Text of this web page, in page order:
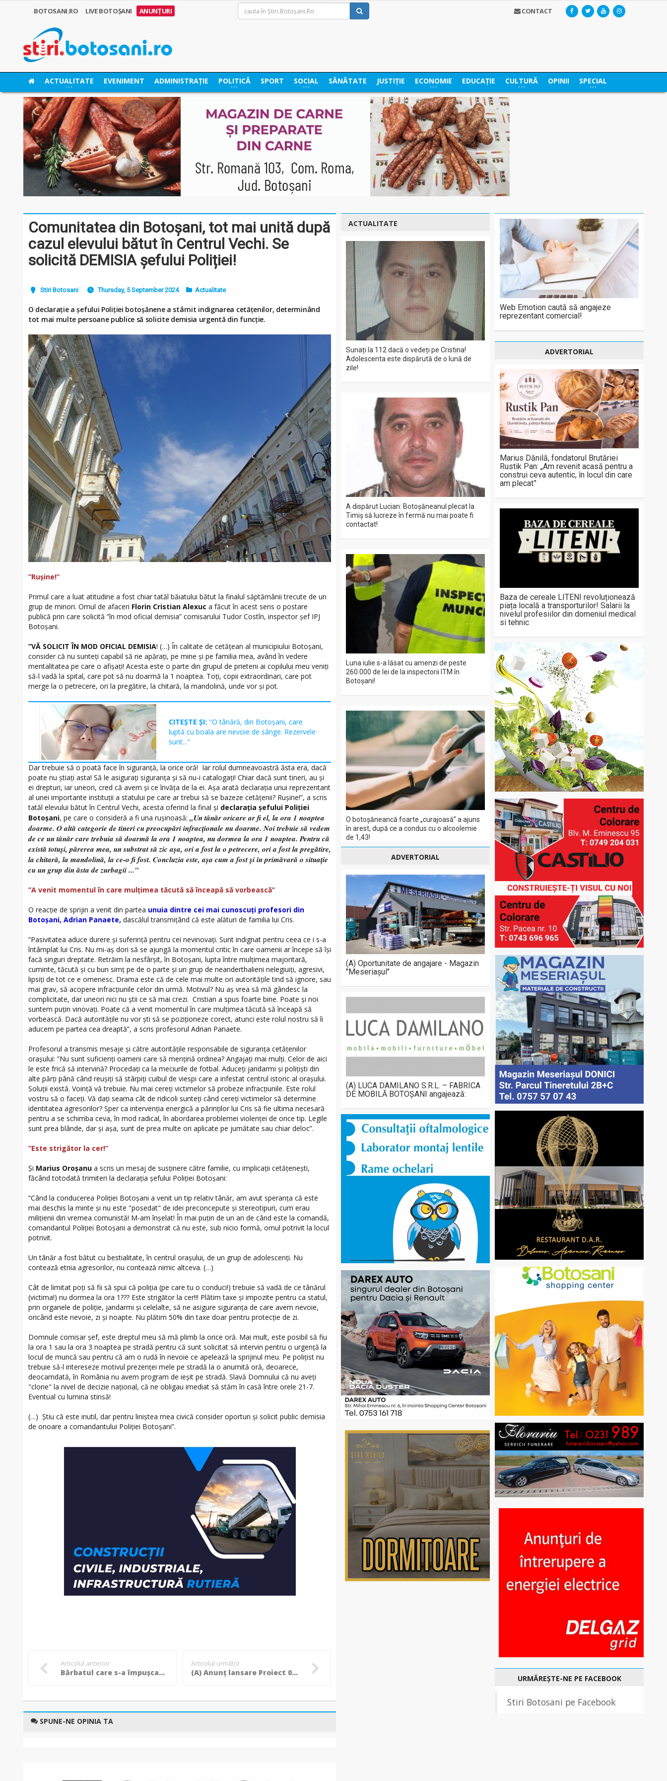
BOTOSANI.RO LIVE BOTOȘANI ANUNȚURI CONTACT
ACTUALITATE EVENIMENT ADMINISTRAȚIE POLITICĂ SPORT SOCIAL SĂNĂTATE JUSTIȚIE ECONOMIE EDUCAȚIE CULTURĂ OPINII SPECIAL
Comunitatea din Botoșani, tot mai unită după
cazul elevului bătut în Centrul Vechi. Se
solicită DEMISIA șefului Poliției!
Stiri Botosani Thursday, 5 September 2024 Actualitate
O declarație a șefului Poliției botoșănene a stârnit indignarea cetățenilor, determinând
tot mai multe persoane publice să solicite demisia urgentă din funcție.
”Rușine!”
Primul care a luat atitudine a fost chiar tatăl băiatului bătut la finalul săptămânii trecute de un
grup de minori. Omul de afaceri Florin Cristian Alexuc a făcut în acest sens o postare
publică prin care solicită ”în mod oficial demisia” comisarului Tudor Costîn, inspector șef IPJ
Botoșani.
”VĂ SOLICIT ÎN MOD OFICIAL DEMISIA! (…) În calitate de cetățean al municipiului Botoșani,
consider că nu sunteți capabil să ne apărați, pe mine și pe familia mea, având în vedere
mentalitatea pe care o afișați! Acesta este o parte din grupul de prieteni ai copilului meu veniți
să-l vadă la spital, care pot să nu doarmă la 1 noaptea. Toți, copii extraordinari, care pot
merge la o petrecere, ori la pregătire, la chitară, la mandolină, unde vor și pot.
CITEȘTE ȘI: "O tânără, din Botoșani, care
luptă cu boala are nevoie de sânge. Rezervele
sunt..."
Dar trebuie să o poată face în siguranță, la orice oră! Iar rolul dumneavoastră ăsta era, dacă
poate nu știați asta! Să le asigurați siguranța și să nu-i catalogați! Chiar dacă sunt tineri, au și
ei drepturi, iar uneori, cred că avem și ce învăța de la ei. Așa arată declarația unui reprezentant
al unei importante instituții a statului pe care ar trebui să se bazeze cetățenii? Rușine!”, a scris
tatăl elevului bătut în Centrul Vechi, acesta oferind la final și declarația șefului Poliției
Botoșani, pe care o consideră a fi una rușinoasă: „Un tânăr oricare ar fi el, la ora 1 noaptea
doarme. O altă categorie de tineri cu preocupări infracționale nu doarme. Noi trebuie să vedem
de ce un tânăr care trebuia să doarmă la ora 1 noaptea, nu dormea la ora 1 noaptea. Pentru că
există totuși, părerea mea, un substrat să zic așa, ori a fost la o petrecere, ori a fost la pregătire,
la chitară, la mandolină, la ce-o fi fost. Concluzia este, așa cum a fost și în primăvară o situație
cu un grup din ăsta de zurbagii ..."
”A venit momentul în care mulțimea tăcută să înceapă să vorbească”
O reacție de sprijin a venit din partea unuia dintre cei mai cunoscuți profesori din
Botoșani, Adrian Panaete, dascălul transmițând că este alături de familia lui Cris.
”Pasivitatea aduce durere și suferință pentru cei nevinovați. Sunt indignat pentru ceea ce i s-a
întâmplat lui Cris. Nu mi-aș dori să se ajungă la momentul critic în care oamenii ar începe să își
facă singuri dreptate. Retrăim la nesfârșit, în Botoșani, lupta între mulțimea majoritară,
cuminte, tăcută și cu bun simț pe de o parte și un grup de neanderthalieni nelegiuiți, agresivi,
lipsiți de tot ce e omenesc. Drama este că de cele mai multe ori autoritățile tind să ignore, sau
mai grav, să acopere infracțiunile celor din urmă. Motivul? Nu aș vrea să mă gândesc la
complicitate, dar uneori nici nu știi ce să mai crezi. Cristian a spus foarte bine. Poate și noi
suntem puțin vinovați. Poate că a venit momentul în care mulțimea tăcută să înceapă să
vorbească. Dacă autoritățile nu vor ști să se poziționeze corect, atunci este rolul nostru să îi
aducem pe partea cea dreaptă”, a scris profesorul Adrian Panaete.
Profesorul a transmis mesaje și către autoritățile responsabile de siguranța cetățenilor
orașului: ”Nu sunt suficienți oameni care să mențină ordinea? Angajați mai mulți. Celor de aici
le este frică să intervină? Procedați ca la meciurile de fotbal. Aduceți jandarmi și polițiști din
alte părți până când reușiți să stârpiți cuibul de viespi care a infestat centrul istoric al orașului.
Soluții există. Voință vă trebuie. Nu mai cereți victimelor să probeze infracțiunile. Este rolul
vostru să o faceți. Vă dați seama cât de ridicoli sunteți când cereți victimelor să determine
identitatea agresorilor? Sper ca intervenția energică a părinților lui Cris să fie ultima necesară
pentru a se schimba ceva, în mod radical, în abordarea problemei violenței de orice tip. Legile
sunt prea blânde, dar și așa, sunt de prea multe ori aplicate pe jumătate sau chiar deloc”.
”Este strigător la cer!”
Și Marius Oroșanu a scris un mesaj de susținere către familie, cu implicații cetățenești,
făcând totodată trimiteri la declarația șefului Poliției Botoșani:
”Când la conducerea Poliției Botoșani a venit un tip relativ tânăr, am avut speranța că este
mai deschis la minte și nu este "posedat" de idei preconcepute și stereotipuri, cum erau
milițienii din vremea comunistă! M-am înșelat! În mai puțin de un an de când este la comandă,
comandantul Poliției Botoșani a demonstrat că nu este, sub nicio formă, omul potrivit la locul
potrivit.
Un tânăr a fost bătut cu bestialitate, în centrul orașului, de un grup de adolescenți. Nu
contează etnia agresorilor, nu contează nimic altceva. (…)
Cât de limitat poți să fii să spui că poliția (pe care tu o conduci!) trebuie să vadă de ce tânărul
(victima!) nu dormea la ora 1??? Este strigător la cer!!! Plătim taxe și impozite pentru ca statul,
prin organele de poliție, jandarmi și celelalte, să ne asigure siguranța de care avem nevoie,
oricând este nevoie, zi și noapte. Nu plătim 50% din taxe doar pentru protecție de zi.
Domnule comisar șef, este dreptul meu să mă plimb la orice oră. Mai mult, este posibil să fiu
la ora 1 sau la ora 3 noaptea pe stradă pentru că sunt solicitat să intervin pentru o urgență la
locul de muncă sau pentru că am o rudă în nevoie ce apelează la sprijinul meu. Pe polițist nu
trebuie să-l intereseze motivul prezenței mele pe stradă la o anumită oră, deoarece,
deocamdată, în România nu avem program de ieșit pe stradă. Slavă Domnului că nu aveți
"clone" la nivel de decizie național, că ne obligau imediat să stăm în casă între orele 21-7.
Eventual cu lumina stinsă!
(…) Știu că este inutil, dar pentru liniștea mea civică consider oportun și solicit public demisia
de onoare a comandantului Poliției Botoșani”.
Articolul anterior
Bărbatul care s-a împușcat în cap într-un poligon din Botoșani era polițist local în Suceava
Articolul următor
(A) Anunț lansare Proiect 04.09.2024 - SC PARCFILM SRL
SPUNE-NE OPINIA TA
ACTUALITATE
Sunați la 112 dacă o vedeți pe Cristina!
Adolescenta este dispărută de o lună de
zile!
A dispărut Lucian: Botoșăneanul plecat la
Timiș să lucreze în fermă nu mai poate fi
contactat!
Luna iulie s-a lăsat cu amenzi de peste
260.000 de lei de la inspectorii ITM în
Botoșani!
O botoșăneancă foarte „curajoasă” a ajuns
în arest, după ce a condus cu o alcoolemie
de 1,43!
ADVERTORIAL
(A) Oportunitate de angajare - Magazin
"Meseriașul"
(A) LUCA DAMILANO S.R.L. – FABRICA
DE MOBILĂ BOTOȘANI angajează:
Web Emotion caută să angajeze
reprezentant comercial!
ADVERTORIAL
Marius Dănilă, fondatorul Brutăriei
Rustik Pan: „Am revenit acasă pentru a
construi ceva autentic, în locul din care
am plecat”
Baza de cereale LITENI revoluționează
piața locală a transporturilor! Salarii la
nivelul profesiilor din domeniul medical
si tehnic
URMĂREȘTE-NE PE FACEBOOK
Stiri Botosani pe Facebook